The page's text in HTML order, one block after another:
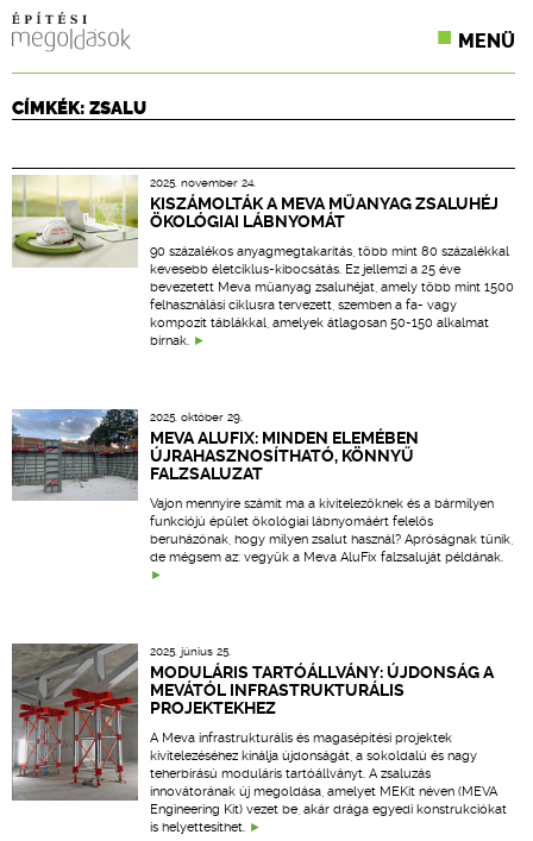
MENÜ
CPR TERMÉKKIÍRÁS
ÉPÍTÉSI JOG
ONLINE KÉPZÉSEK
CÍMKÉK: ZSALU
2025. november 24.
KISZÁMOLTÁK A MEVA MŰANYAG ZSALUHÉJ
ÖKOLÓGIAI LÁBNYOMÁT
90 százalékos anyagmegtakarítás, több mint 80 százalékkal
kevesebb életciklus-kibocsátás. Ez jellemzi a 25 éve
bevezetett Meva műanyag zsaluhéjat, amely több mint 1500
felhasználási ciklusra tervezett, szemben a fa- vagy
kompozit táblákkal, amelyek átlagosan 50-150 alkalmat
bírnak.
2025. október 29.
MEVA ALUFIX: MINDEN ELEMÉBEN
ÚJRAHASZNOSÍTHATÓ, KÖNNYŰ
FALZSALUZAT
Vajon mennyire számít ma a kivitelezőknek és a bármilyen
funkciójú épület ökológiai lábnyomáért felelős
beruházónak, hogy milyen zsalut használ? Apróságnak tűnik,
de mégsem az: vegyük a Meva AluFix falzsaluját példának.
2025. június 25.
MODULÁRIS TARTÓÁLLVÁNY: ÚJDONSÁG A
MEVÁTÓL INFRASTRUKTURÁLIS
PROJEKTEKHEZ
A Meva infrastrukturális és magasépítési projektek
kivitelezéséhez kínálja újdonságát, a sokoldalú és nagy
teherbírású moduláris tartóállványt. A zsaluzás
innovátorának új megoldása, amelyet MEKit néven (MEVA
Engineering Kit) vezet be, akár drága egyedi konstrukciókat
is helyettesíthet.